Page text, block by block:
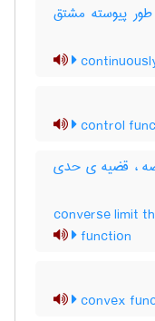
طور پیوسته مشتق
control
، قضیه ی حدی
converse limit
function
convex